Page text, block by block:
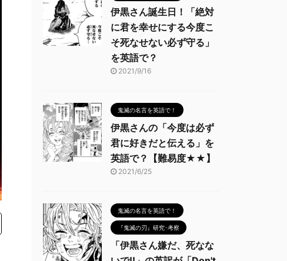
伊黒さん誕生日！「絶対
に君を幸せにする今度こ
そ死なせない必ず守る」
を英語で？
2021/9/16
鬼滅の名言を英語で！
伊黒さんの「今度は必ず
君に好きだと伝える」を
英語で？【難易度★★】
2021/6/25
鬼滅の名言を英語で！
『鬼滅の刃』研究･考察
「伊黒さん嫌だ、死なな